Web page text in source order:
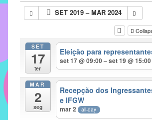
funcionárias
IMECC
tem
como
atribuição
implementar
SET 2019 – MAR 2024
SET
17
ter
Eleição para
set 17 @ 09:00 – set 19 @ 15:00
MAR
2
seg
Recepção dos
e IFGW
mar 2 all-day